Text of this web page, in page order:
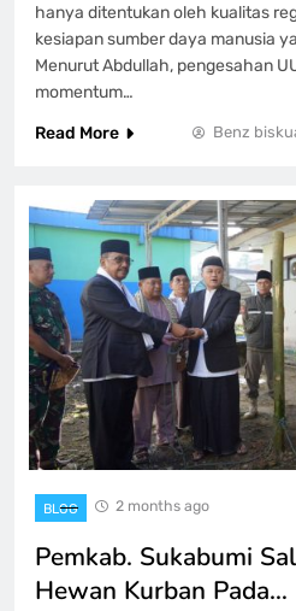
hanya ditentukan oleh kualitas
kesiapan sumber daya manusia
Menurut Abdullah, pengesahan
momentum…
Read More
Benz
BLOG 2 months ago
Pemkab. Sukabumi
Hewan Kurban Pada…